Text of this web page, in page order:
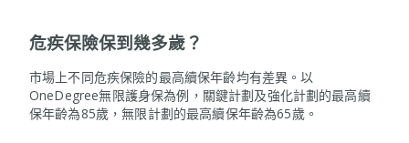
危疾保險保到幾多歲？
市場上不同危疾保險的最高續保年齡均有差異。以
OneDegree無限護身保為例，關鍵計劃及強化計劃的最高續
保年齡為85歲，無限計劃的最高續保年齡為65歲。